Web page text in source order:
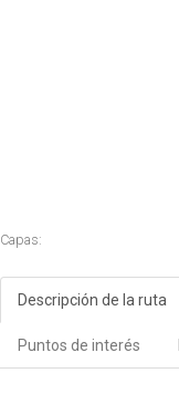
Capas:
Descripción de la ruta
Puntos de interés